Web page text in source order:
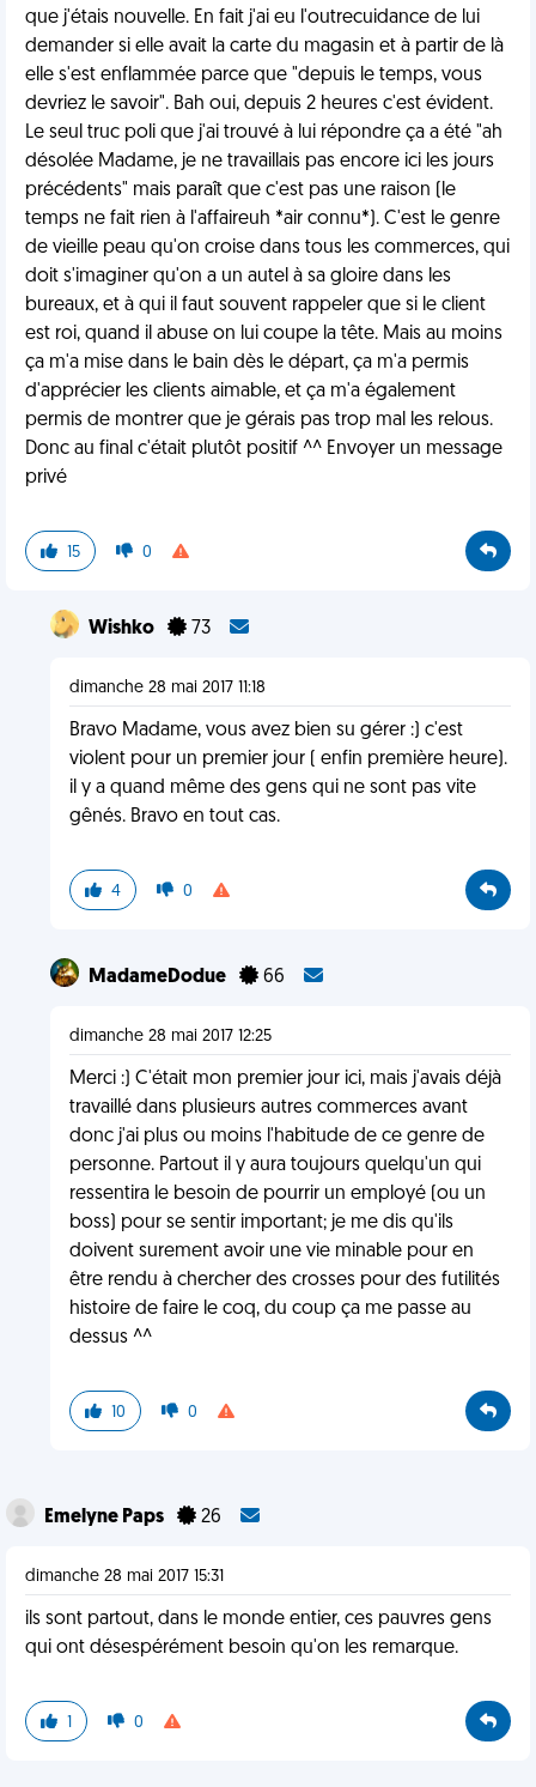
que j'étais nouvelle. En fait j'ai eu l'outrecuidance de lui
demander si elle avait la carte du magasin et à partir de là
elle s'est enflammée parce que "depuis le temps, vous
devriez le savoir". Bah oui, depuis 2 heures c'est évident.
Le seul truc poli que j'ai trouvé à lui répondre ça a été "ah
désolée Madame, je ne travaillais pas encore ici les jours
précédents" mais paraît que c'est pas une raison (le
temps ne fait rien à l'affaireuh *air connu*). C'est le genre
de vieille peau qu'on croise dans tous les commerces, qui
doit s'imaginer qu'on a un autel à sa gloire dans les
bureaux, et à qui il faut souvent rappeler que si le client
est roi, quand il abuse on lui coupe la tête. Mais au moins
ça m'a mise dans le bain dès le départ, ça m'a permis
d'apprécier les clients aimable, et ça m'a également
permis de montrer que je gérais pas trop mal les relous.
Donc au final c'était plutôt positif ^^ Envoyer un message
privé
15 0
Wishko 73
dimanche 28 mai 2017 11:18
Bravo Madame, vous avez bien su gérer :) c'est
violent pour un premier jour ( enfin première heure).
il y a quand même des gens qui ne sont pas vite
gênés. Bravo en tout cas.
4 0
MadameDodue 66
dimanche 28 mai 2017 12:25
Merci :) C'était mon premier jour ici, mais j'avais déjà
travaillé dans plusieurs autres commerces avant
donc j'ai plus ou moins l'habitude de ce genre de
personne. Partout il y aura toujours quelqu'un qui
ressentira le besoin de pourrir un employé (ou un
boss) pour se sentir important; je me dis qu'ils
doivent surement avoir une vie minable pour en
être rendu à chercher des crosses pour des futilités
histoire de faire le coq, du coup ça me passe au
dessus ^^
10 0
Emelyne Paps 26
dimanche 28 mai 2017 15:31
ils sont partout, dans le monde entier, ces pauvres gens
qui ont désespérément besoin qu'on les remarque.
1 0